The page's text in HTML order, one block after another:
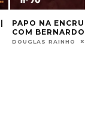
PAPO NA
COM BERNARDO
DOUGLAS RAINHO